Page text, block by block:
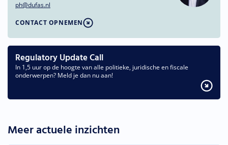
ph@dufas.nl
CONTACT OPNEMEN
Regulatory Update Call
In 1,5 uur op de hoogte van alle politieke, juridische en fiscale
onderwerpen? Meld je dan nu aan!
Meer actuele inzichten